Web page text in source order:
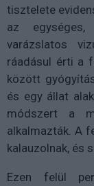
tisztelete
az egységes,
varázslatos
ráadásul érti a
között
és egy állat
módszert a
alkalmazták. A
kalauzolnak, és
Ezen felül